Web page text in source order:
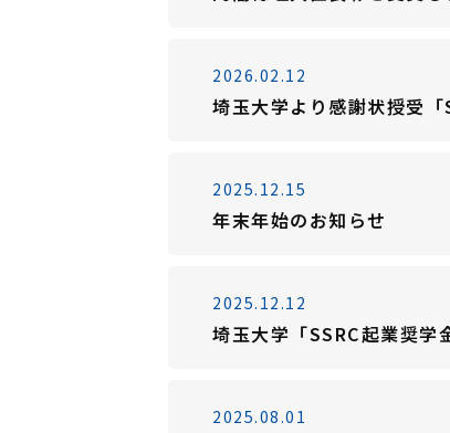
2026.02.12
埼玉大学より感謝状授受
2025.12.15
年末年始のお知らせ
2025.12.12
埼玉大学「SSRC起業奨学
2025.08.01